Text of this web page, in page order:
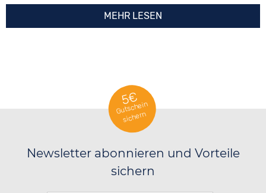
MEHR LESEN
5€
Gutschein
sichern
Newsletter abonnieren und Vorteile
sichern